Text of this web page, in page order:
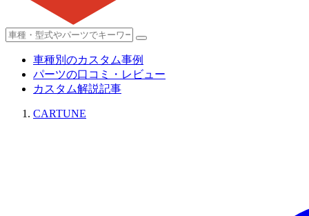
車種別のカスタム事例
パーツの口コミ・レビュー
カスタム解説記事
CARTUNE